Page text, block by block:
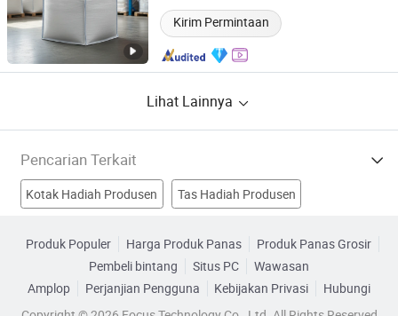
Kirim Permintaan
Lihat Lainnya
Pencarian Terkait
Kotak Hadiah Produsen Tas Hadiah Produsen
Kantong Plastik Pp Pabrik Tas Hadiah PP Pabrik
Produk Populer Harga Produk Panas
Produk Panas Grosir
Pembeli bintang
Situs PC
Wawasan
Amplop
Perjanjian Pengguna Kebijakan Privasi
Hubungi